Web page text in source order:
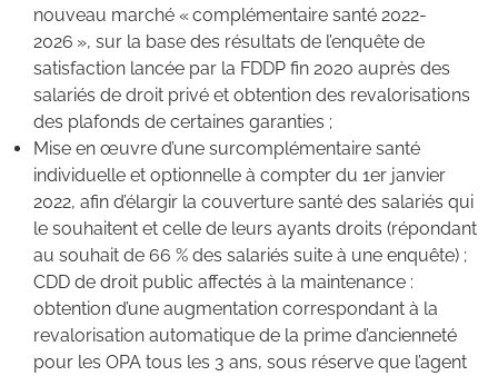
nouveau marché « complémentaire santé 2022-
2026 », sur la base des résultats de l’enquête de
satisfaction lancée par la FDDP fin 2020 auprès des
salariés de droit privé et obtention des revalorisations
des plafonds de certaines garanties ;
Mise en œuvre d’une surcomplémentaire santé
individuelle et optionnelle à compter du 1er janvier
2022, afin d’élargir la couverture santé des salariés qui
le souhaitent et celle de leurs ayants droits (répondant
au souhait de 66 % des salariés suite à une enquête) ;
CDD de droit public affectés à la maintenance :
obtention d’une augmentation correspondant à la
revalorisation automatique de la prime d’ancienneté
pour les OPA tous les 3 ans, sous réserve que l’agent